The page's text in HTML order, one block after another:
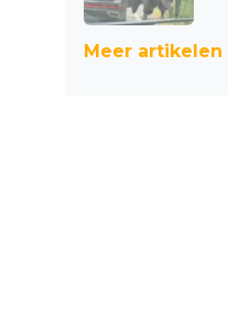
Meer artikelen